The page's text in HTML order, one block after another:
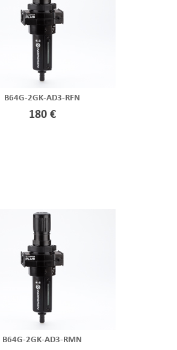
B64G-2GK-AD3-RFN
180 €
B64G-2GK-AD3-RMN